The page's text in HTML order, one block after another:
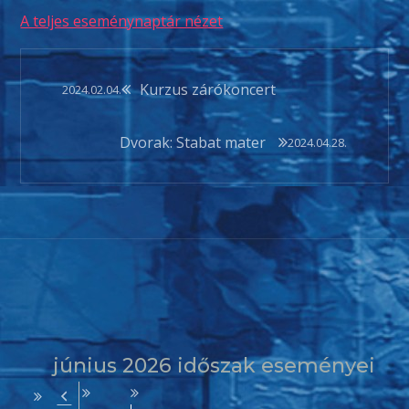
A teljes eseménynaptár nézet
Bejegyzés
navigáció
Kurzus zárókoncert
2024.02.04.
Dvorak: Stabat mater 2024.04.28.
június 2026 időszak eseményei
Előző